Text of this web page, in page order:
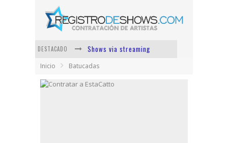
DESTACADO
Shows via streaming
Lit Killah
Nicki Nicole
Inicio Batucadas